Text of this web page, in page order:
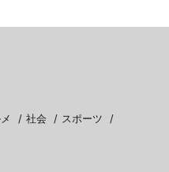
社会
スポーツ